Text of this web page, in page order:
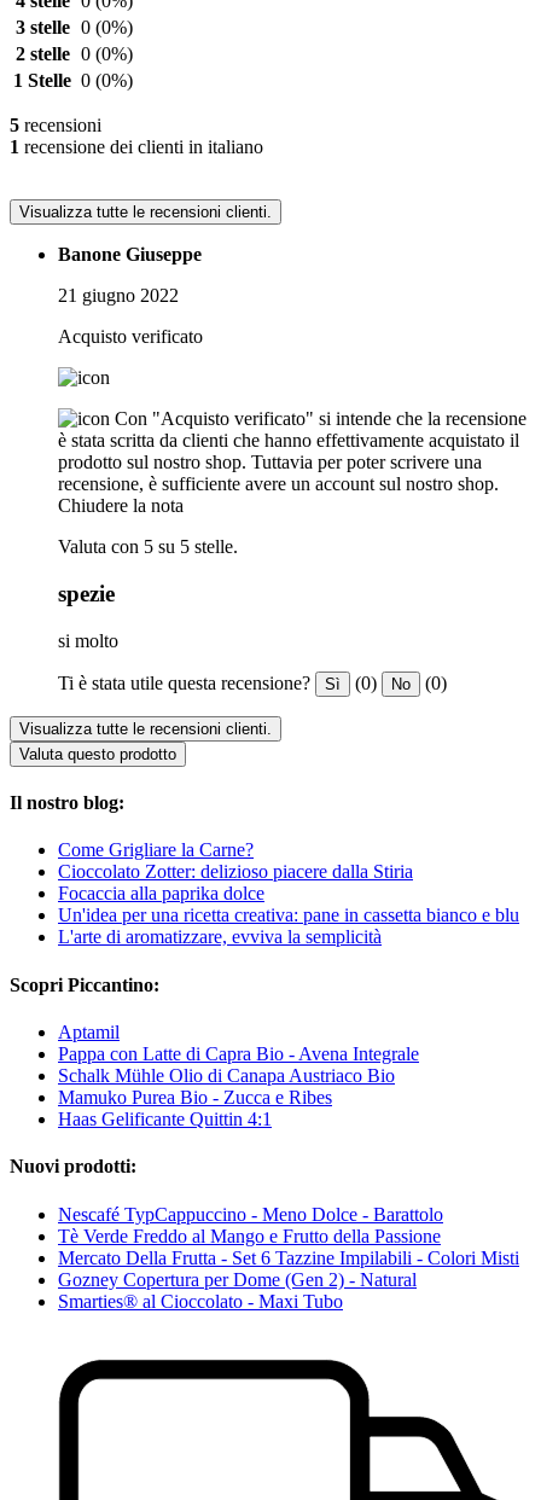
3 stelle 0 (0%)
2 stelle 0 (0%)
1 Stelle 0 (0%)
5 recensioni
1 recensione dei clienti in italiano
Visualizza tutte le recensioni clienti.
Banone Giuseppe
21 giugno 2022
Acquisto verificato
Con "Acquisto verificato" si intende che la recensione
è stata scritta da clienti che hanno effettivamente acquistato il
prodotto sul nostro shop. Tuttavia per poter scrivere una
recensione, è sufficiente avere un account sul nostro shop.
Chiudere la nota
Valuta con 5 su 5 stelle.
spezie
si molto
Ti è stata utile questa recensione? Sì (0) No (0)
Visualizza tutte le recensioni clienti.
Valuta questo prodotto
Il nostro blog:
Come Grigliare la Carne?
Cioccolato Zotter: delizioso piacere dalla Stiria
Focaccia alla paprika dolce
Un'idea per una ricetta creativa: pane in cassetta bianco e blu
L'arte di aromatizzare, evviva la semplicità
Scopri Piccantino:
Aptamil
Pappa con Latte di Capra Bio - Avena Integrale
Schalk Mühle Olio di Canapa Austriaco Bio
Mamuko Purea Bio - Zucca e Ribes
Haas Gelificante Quittin 4:1
Nuovi prodotti:
Nescafé TypCappuccino - Meno Dolce - Barattolo
Tè Verde Freddo al Mango e Frutto della Passione
Mercato Della Frutta - Set 6 Tazzine Impilabili - Colori Misti
Gozney Copertura per Dome (Gen 2) - Natural
Smarties® al Cioccolato - Maxi Tubo